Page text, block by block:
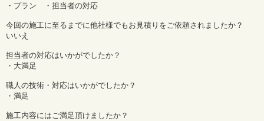
・プラン ・担当者の対応
今回の施工に至るまでに他社様でもお見積りをご依頼されましたか？
いいえ
担当者の対応はいかがでしたか？
・大満足
職人の技術・対応はいかがでしたか？
・満足
施工内容にはご満足頂けましたか？